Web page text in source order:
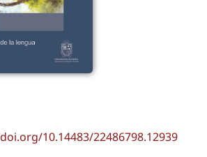
10.14483/22486798.12939